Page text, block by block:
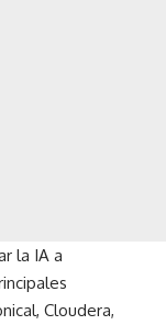
la IA a
Cloudera,